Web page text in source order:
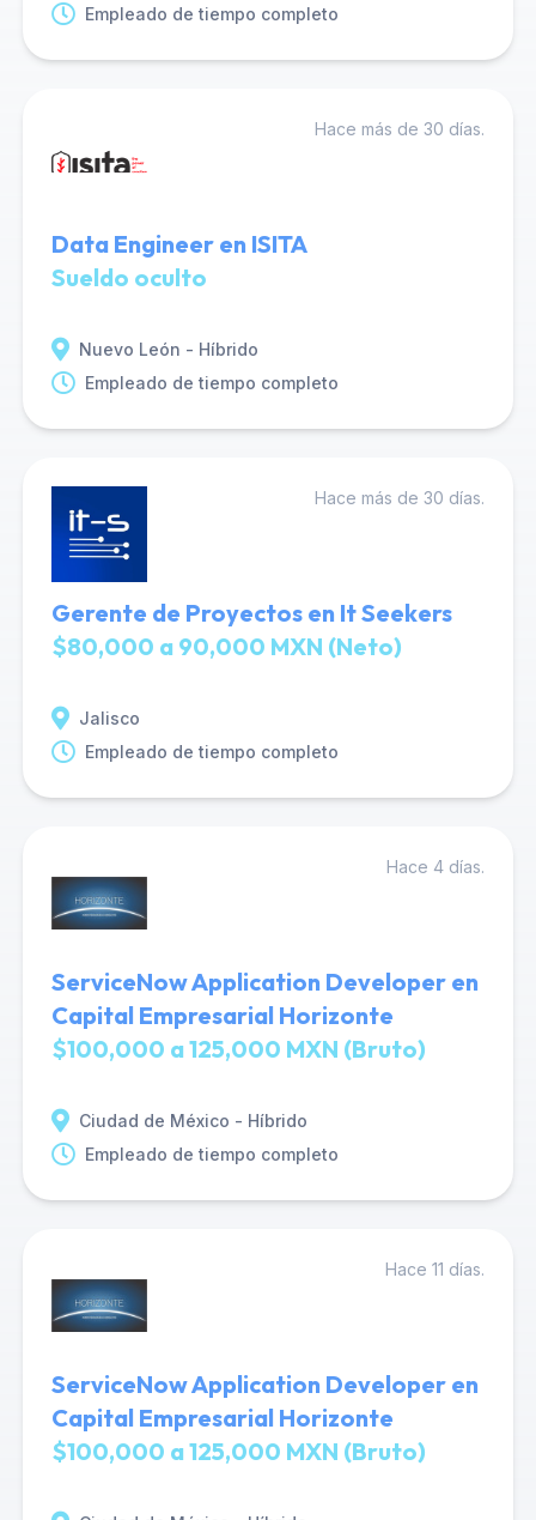
Empleado de tiempo completo
Hace más de 30 días.
Data Engineer en ISITA
Sueldo oculto
Nuevo León - Híbrido
Empleado de tiempo completo
Hace más de 30 días.
Gerente de Proyectos en It Seekers
$80,000 a 90,000 MXN (Neto)
Jalisco
Empleado de tiempo completo
Hace 4 días.
ServiceNow Application Developer en
Capital Empresarial Horizonte
$100,000 a 125,000 MXN (Bruto)
Ciudad de México - Híbrido
Empleado de tiempo completo
Hace 11 días.
ServiceNow Application Developer en
Capital Empresarial Horizonte
$100,000 a 125,000 MXN (Bruto)